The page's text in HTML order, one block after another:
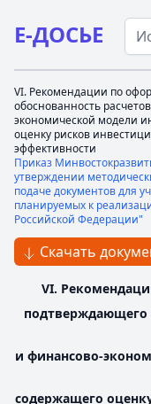
Е-ДОСЬЕ
VI. Рекомендации по
обоснованность
экономической модели
оценку рисков
эффективности
Приказ
утверждении
подаче документов для
планируемых к
Российской Федерации"
Скачать
VI.
подтверждающего
и финансово-
содержащего